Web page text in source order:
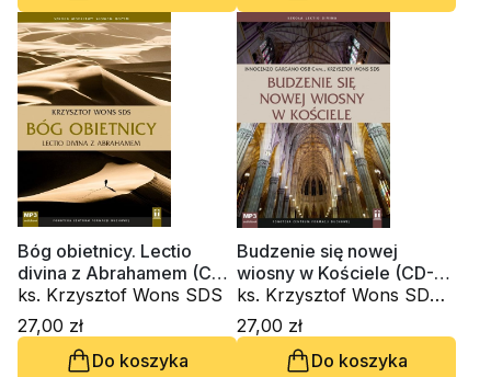
Bóg obietnicy. Lectio
divina z Abrahamem (CD-
audiobook)
ks. Krzysztof Wons SDS
27,00 zł
Do koszyka
Budzenie się nowej
wiosny w Kościele (CD-
audiobook)
ks. Krzysztof Wons SDS,
Innocenzo Gargano
OSBCam.
27,00 zł
Do koszyka